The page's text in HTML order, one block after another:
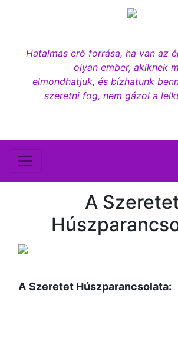
Hatalmas erő forrása, ha van az
olyan ember, akiknek
elmondhatjuk, és bízhatunk
szeretni fog, nem gázol a
A
A Szeretet Húszparancsolata: